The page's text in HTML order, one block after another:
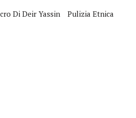
Di Deir Yassin
Pulizia Etnica